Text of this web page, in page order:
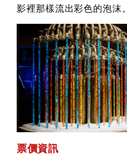
影裡那樣流出彩色的泡沫。
票價資訊